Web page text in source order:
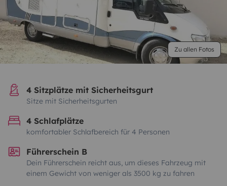
Zu allen Fotos
4 Sitzplätze mit Sicherheitsgurt
Sitze mit Sicherheitsgurten
4 Schlafplätze
komfortabler Schlafbereich für 4 Personen
Führerschein B
Dein Führerschein reicht aus, um dieses Fahrzeug mit
einem Gewicht von weniger als 3500 kg zu fahren